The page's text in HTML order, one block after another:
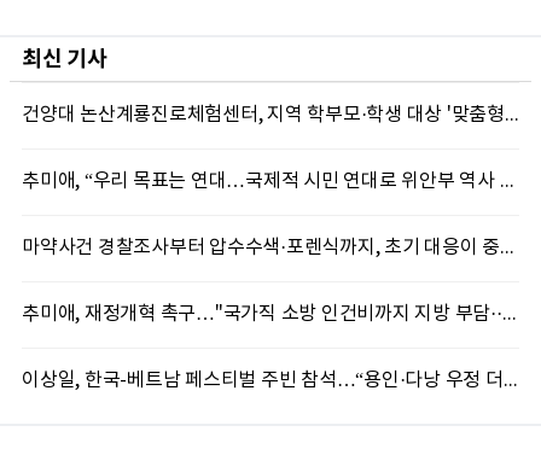
최신 기사
건양대 논산계룡진로체험센터, 지역 학부모·학생 대상 '맞춤형 직업 체험' 성료
추미애, “우리 목표는 연대…국제적 시민 연대로 위안부 역사 계속 알려야”
마약사건 경찰조사부터 압수수색·포렌식까지, 초기 대응이 중요한 이유
추미애, 재정개혁 촉구…"국가직 소방 인건비까지 지방 부담···이대로는 못 버틴다"
이상일, 한국-베트남 페스티벌 주빈 참석…“용인·다낭 우정 더 깊어질 것”